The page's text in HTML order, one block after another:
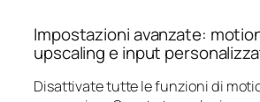
Impostazioni avanzate:
upscaling e input
Disattivate tutte le funzioni di